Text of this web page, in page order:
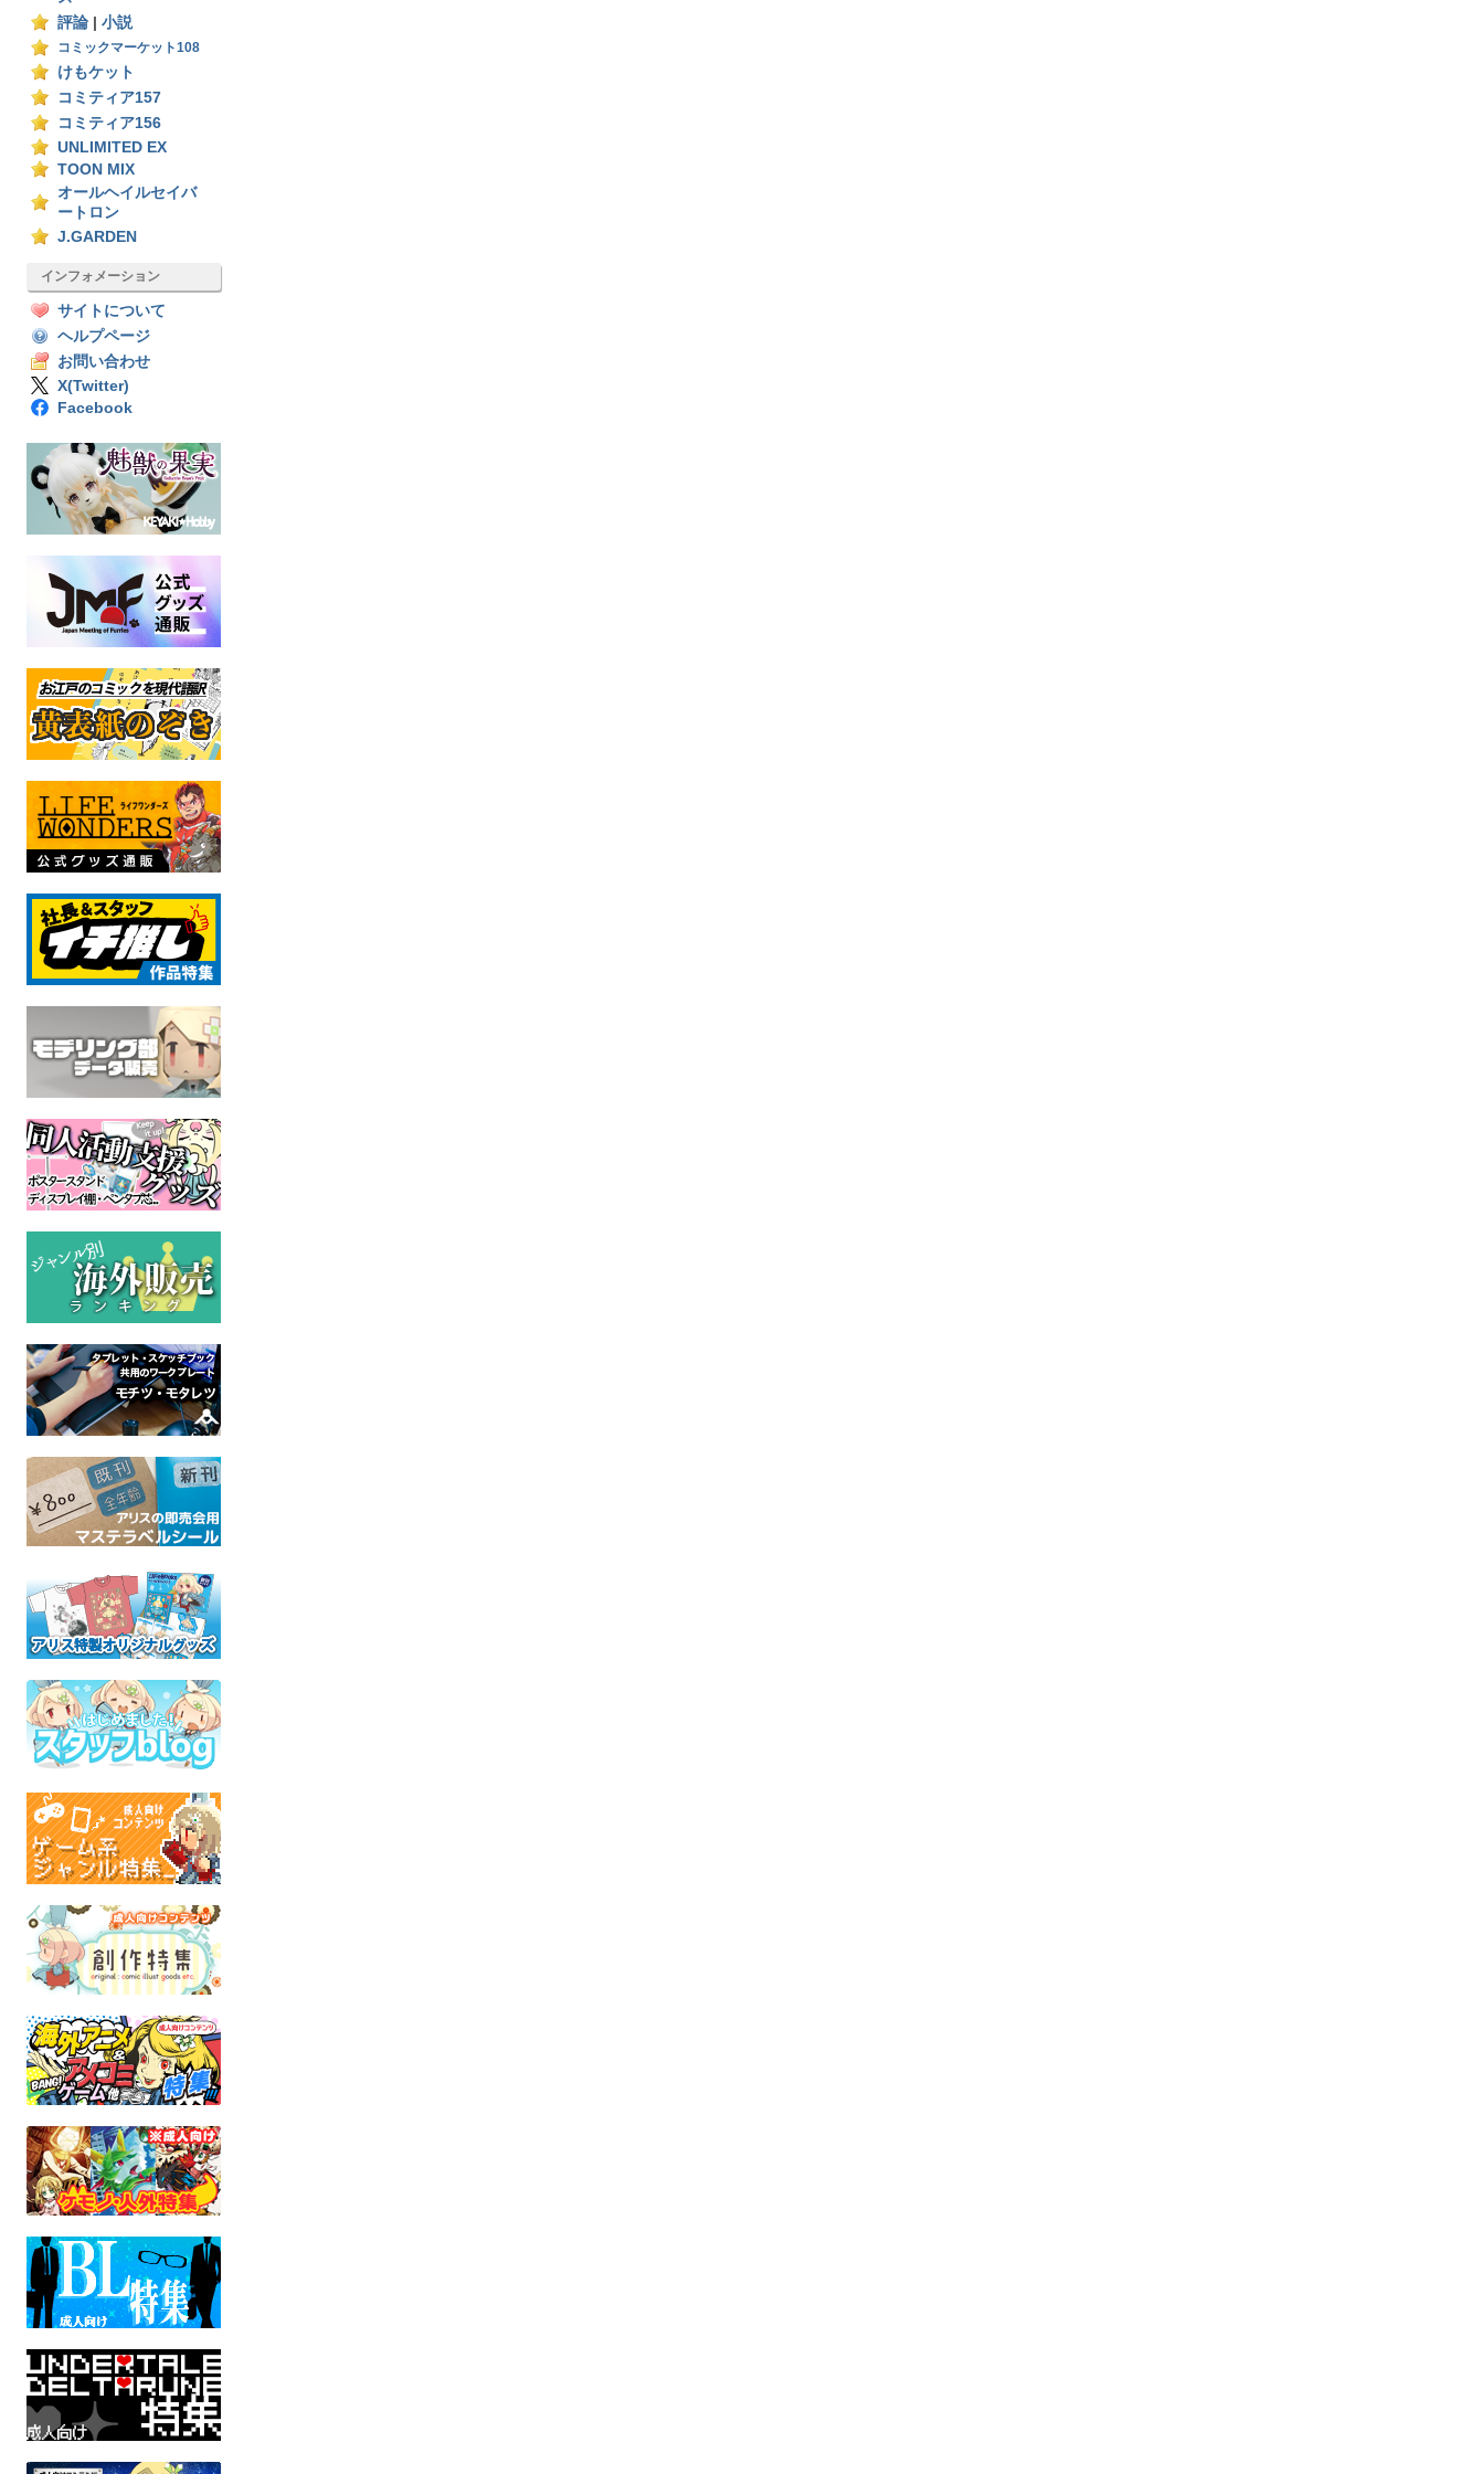
評論
小説
コミックマーケット108
けもケット
コミティア157
コミティア156
UNLIMITED EX
TOON MIX
オールヘイルセイバ
ートロン
J.GARDEN
インフォメーション
サイトについて
ヘルプページ
お問い合わせ
X(Twitter)
Facebook